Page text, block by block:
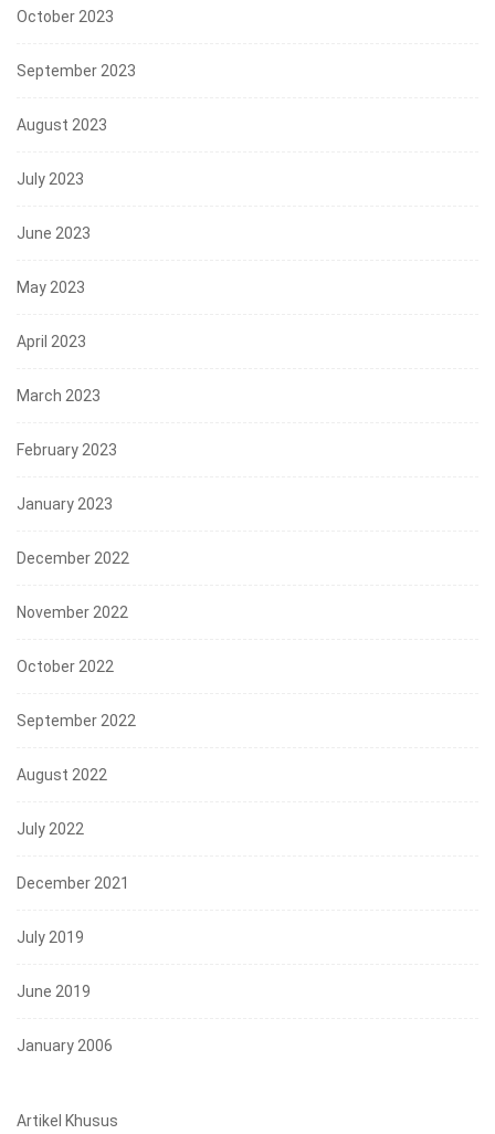
October 2023
September 2023
August 2023
July 2023
June 2023
May 2023
April 2023
March 2023
February 2023
January 2023
December 2022
November 2022
October 2022
September 2022
August 2022
July 2022
December 2021
July 2019
June 2019
January 2006
Artikel Khusus